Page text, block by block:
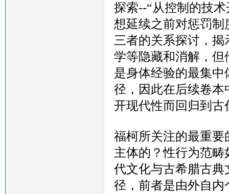
探索--“从控制的技
想延续之前对惩罚
三者的关系探讨，
学等隐藏和消解，
是身体经验的最集
径，因此在后续卷
开现代性而回归到
福柯所关注的最重要
主体的？性行为范
代文化与古希腊古
径，前者是由外自